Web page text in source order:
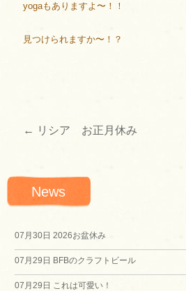
yogaもありますよ〜！！
見つけられますか〜！？
投
ナ
ビ
← リシア お正月休み
News
07月30日 2026お盆休み
07月29日 BFBのクラフトビール
07月29日 これは可愛い！